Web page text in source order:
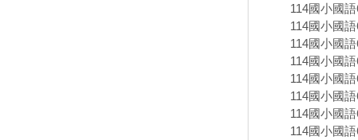
114國小國
114國小國
114國小國
114國小國
114國小國
114國小國
114國小國
114國小國